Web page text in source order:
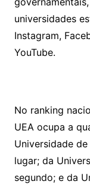
universidades
Instagram,
YouTube.
No ranking
UEA ocupa a
Universidade
lugar; da
segundo; e da